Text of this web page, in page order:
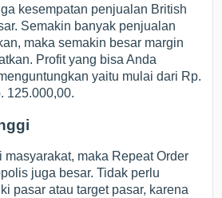
kesempatan penjualan British
Semakin banyak penjualan
maka semakin besar margin
Profit yang bisa Anda
yaitu mulai dari Rp.
125.000,00.
masyarakat, maka Repeat Order
juga besar. Tidak perlu
pasar atau target pasar, karena